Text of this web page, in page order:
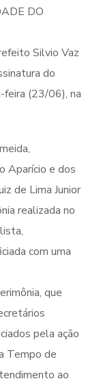
DO
Silvio Vaz
do
feira (23/06), na
Aparício e dos
de Lima Junior
realizada no
com uma
que
pela ação
Tempo de
ao